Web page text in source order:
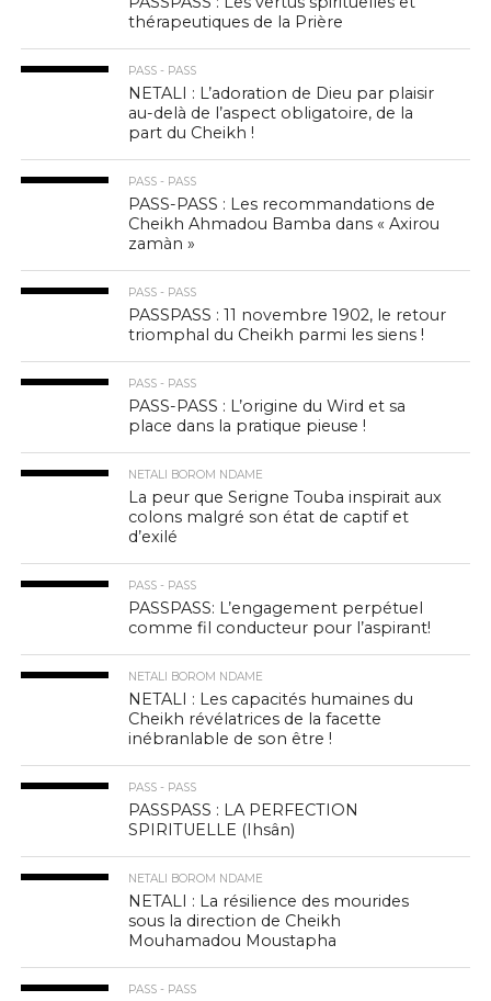
thérapeutiques de la Prière
PASS - PASS
NETALI : L’adoration de Dieu par plaisir
au-delà de l’aspect obligatoire, de la
part du Cheikh !
PASS - PASS
PASS-PASS : Les recommandations de
Cheikh Ahmadou Bamba dans « Axirou
zamàn »
PASS - PASS
PASSPASS : 11 novembre 1902, le retour
triomphal du Cheikh parmi les siens !
PASS - PASS
PASS-PASS : L’origine du Wird et sa
place dans la pratique pieuse !
NETALI BOROM NDAME
La peur que Serigne Touba inspirait aux
colons malgré son état de captif et
d’exilé
PASS - PASS
PASSPASS: L’engagement perpétuel
comme fil conducteur pour l’aspirant!
NETALI BOROM NDAME
NETALI : Les capacités humaines du
Cheikh révélatrices de la facette
inébranlable de son être !
PASS - PASS
PASSPASS : LA PERFECTION
SPIRITUELLE (Ihsân)
NETALI BOROM NDAME
NETALI : La résilience des mourides
sous la direction de Cheikh
Mouhamadou Moustapha
PASS - PASS